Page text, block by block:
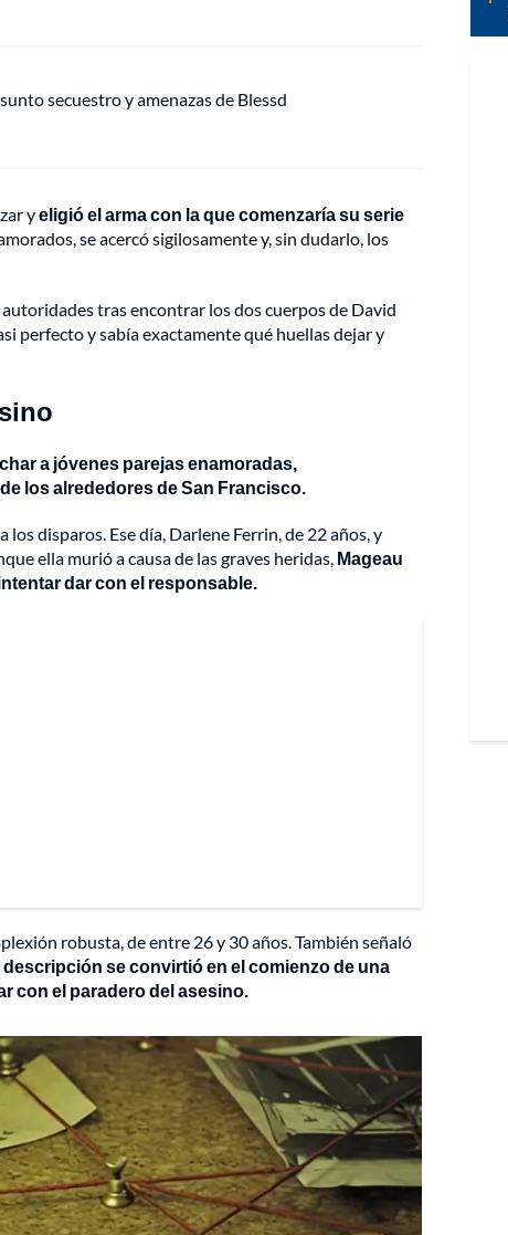
secuestro y amenazas de Blessd
yeligió el arma con la que comenzaría su serie
se acercó sigilosamente y, sin dudarlo, los
tras encontrar los dos cuerpos de David
perfecto y sabía exactamente qué huellas dejar y
a jóvenes parejas enamoradas,
los alrededores de San Francisco.
disparos. Ese día, Darlene Ferrin, de 22 años, y
ella murió a causa de las graves heridas, Mageau
dar con el responsable.
robusta, de entre 26 y 30 años. También señaló
descripción se convirtió en el comienzo de una
con el paradero del asesino.